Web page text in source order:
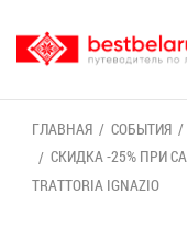
ГЛАВ­НАЯ СО­БЫ­ТИЯ
СКИД­КА -25% ПРИ
TRATTORIA IGNAZIO